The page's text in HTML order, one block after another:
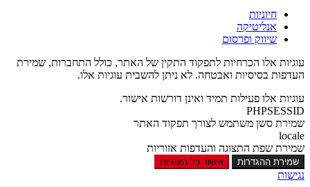
חיוניות
אנליטיקה
שיווק ופרסום
עוגיות אלו הכרחיות לתפקוד התקין של האתר, כולל התחברות, שמירת
העדפות בסיסיות ואבטחה. לא ניתן להשבית עוגיות אלו.
עוגיות אלו פעילות תמיד ואינן דורשות אישור.
PHPSESSID
שמירת סשן משתמש לצורך תפקוד האתר
locale
שמירת שפת התצוגה והעדפות אזוריות
שמירת ההגדרות אישור כל העוגיות
נגישות